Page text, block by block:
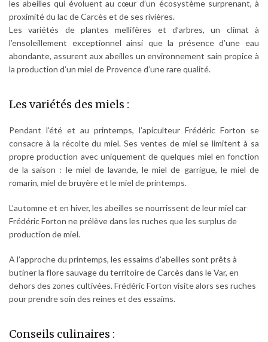
les abeilles qui évoluent au cœur d’un écosystème surprenant, à
proximité du lac de Carcès et de ses rivières.
Les variétés de plantes mellifères et d’arbres, un climat à
l’ensoleillement exceptionnel ainsi que la présence d’une eau
abondante, assurent aux abeilles un environnement sain propice à
la production d’un miel de Provence d’une rare qualité.
Les variétés des miels :
Pendant l’été et au printemps, l’apiculteur Frédéric Forton se
consacre à la récolte du miel. Ses ventes de miel se limitent à sa
propre production avec uniquement de quelques miel en fonction
de la saison : le miel de lavande, le miel de garrigue, le miel de
romarin, miel de bruyère et le miel de printemps.
L’automne et en hiver, les abeilles se nourrissent de leur miel car
Frédéric Forton ne prélève dans les ruches que les surplus de
production de miel.
A l’approche du printemps, les essaims d’abeilles sont prêts à
butiner la flore sauvage du territoire de Carcès dans le Var, en
dehors des zones cultivées. Frédéric Forton visite alors ses ruches
pour prendre soin des reines et des essaims.
Conseils culinaires :